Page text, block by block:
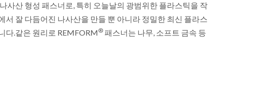
사산 형성 패스너로, 특히 오늘날의 광범위한 플라스틱을 작
서 잘 다듬어진 나사산을 만들 뿐 아니라 정밀한 최신 플라스
다.같은 원리로 REMFORM® 패스너는 나무, 소프트 금속 등